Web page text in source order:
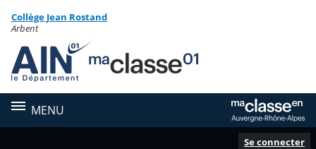
Menu de la rubrique
Contenu
Collège Jean Rostand
Arbent
MENU
Se connecter